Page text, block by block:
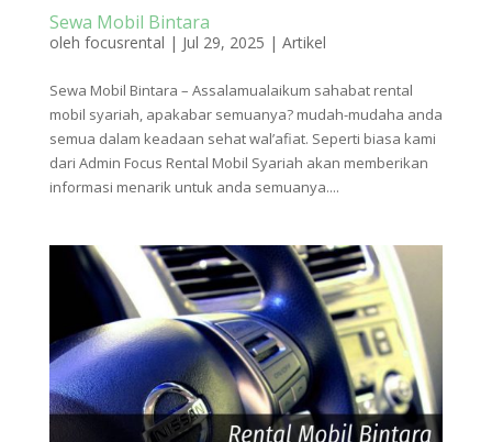
Sewa Mobil Bintara
oleh focusrental | Jul 29, 2025 | Artikel
Sewa Mobil Bintara – Assalamualaikum sahabat rental
mobil syariah, apakabar semuanya? mudah-mudaha anda
semua dalam keadaan sehat wal’afiat. Seperti biasa kami
dari Admin Focus Rental Mobil Syariah akan memberikan
informasi menarik untuk anda semuanya....